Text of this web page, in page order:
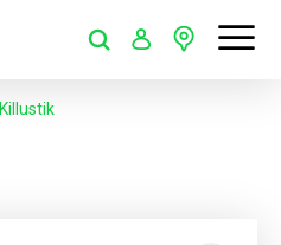
Killustik